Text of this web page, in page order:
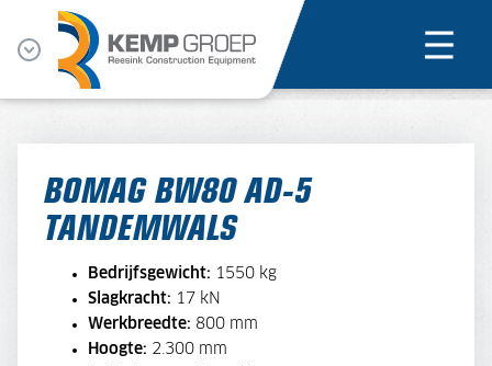
BOMAG BW80 AD-5
TANDEMWALS
Bedrijfsgewicht: 1550 kg
Slagkracht: 17 kN
Werkbreedte: 800 mm
Hoogte: 2.300 mm